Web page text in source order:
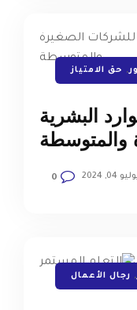
, حق الامتياز
البشرية
والمتوسطة
04, 2024
0
, رجال الأعمال